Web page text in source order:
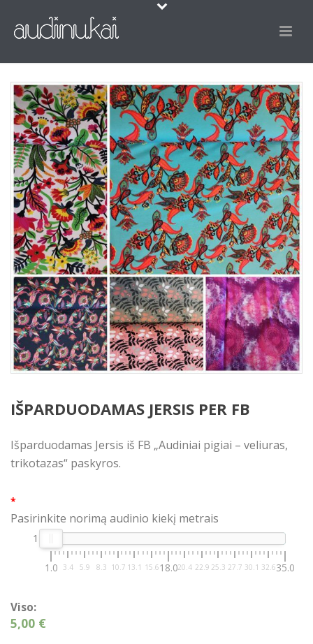
IŠPARDUODAMAS JERSIS PER FB
Išparduodamas Jersis iš FB „Audiniai pigiai – veliuras,
trikotazas“ paskyros.
*
Pasirinkite norimą audinio kiekį metrais
1.0 3.4 5.9 8.3 10.7 13.1 15.618.020.4 22.9 25.3 27.7 30.1 32.635.0
1
Viso:
5,00 €